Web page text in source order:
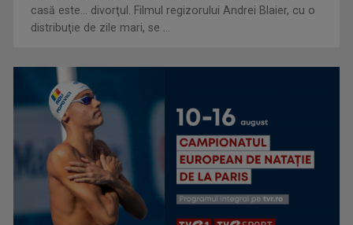
(P) Cum planifici un weekend cultural fără să cheltuiești mult
casă este... divorţul. Filmul regizorului Andrei Blaier, cu o
distribuţie de zile mari, se ...